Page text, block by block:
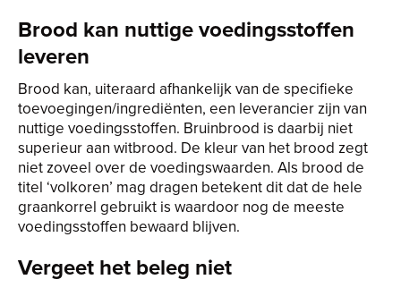
Brood kan nuttige voedingsstoffen
leveren
Brood kan, uiteraard afhankelijk van de specifieke
toevoegingen/ingrediënten, een leverancier zijn van
nuttige voedingsstoffen. Bruinbrood is daarbij niet
superieur aan witbrood. De kleur van het brood zegt
niet zoveel over de voedingswaarden. Als brood de
titel ‘volkoren’ mag dragen betekent dit dat de hele
graankorrel gebruikt is waardoor nog de meeste
voedingsstoffen bewaard blijven.
Vergeet het beleg niet